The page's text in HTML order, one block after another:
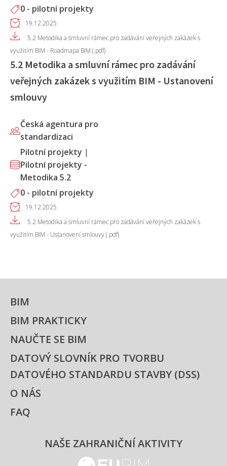
0 - pilotní projekty
19.12.2025
5.2 Metodika a smluvní rámec pro zadávání veřejných zakázek s
využitím BIM - Roadmapa BIM (.pdf)
5.2 Metodika a smluvní rámec pro zadávání
veřejných zakázek s využitím BIM - Ustanovení
smlouvy
Česká agentura pro
standardizaci
Pilotní projekty |
Pilotní projekty -
Metodika 5.2
0 - pilotní projekty
19.12.2025
5.2 Metodika a smluvní rámec pro zadávání veřejných zakázek s
využitím BIM - Ustanovení smlouvy (.pdf)
BIM
BIM PRAKTICKY
NAUČTE SE BIM
DATOVÝ SLOVNÍK PRO TVORBU
DATOVÉHO STANDARDU STAVBY (DSS)
O NÁS
FAQ
NAŠE ZAHRANIČNÍ AKTIVITY